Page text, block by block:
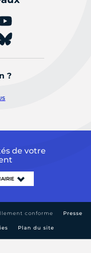
?
de votre
conforme Presse
Plan du site